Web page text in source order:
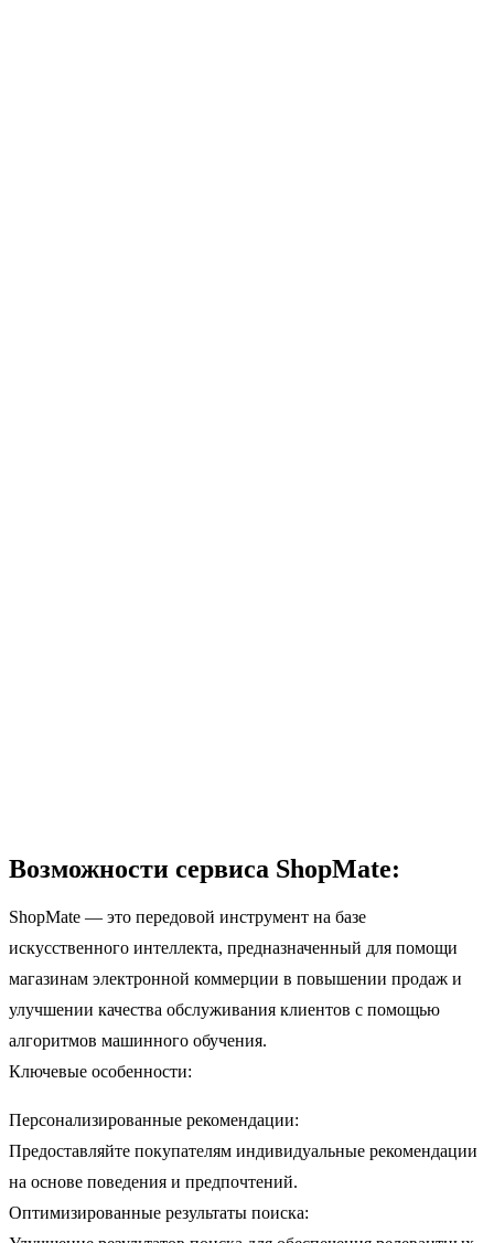
Возможности сервиса ShopMate:
ShopMate — это передовой инструмент на базе
искусственного интеллекта, предназначенный для помощи
магазинам электронной коммерции в повышении продаж и
улучшении качества обслуживания клиентов с помощью
алгоритмов машинного обучения.
Ключевые особенности:
Персонализированные рекомендации:
Предоставляйте покупателям индивидуальные рекомендации
на основе поведения и предпочтений.
Оптимизированные результаты поиска: